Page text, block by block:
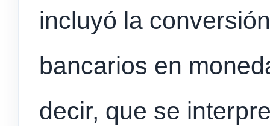
incluyó la
bancarios en
decir, que se